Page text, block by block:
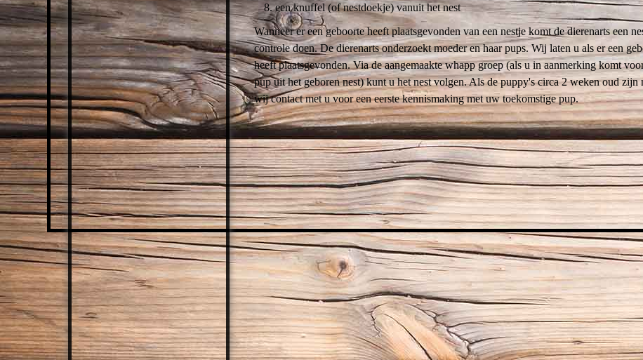
een knuffel (of nestdoekje) vanuit het nest
Wanneer er een geboorte heeft plaatsgevonden van een nestje komt de dierenarts een
controle doen. De dierenarts onderzoekt moeder en haar pups. Wij laten u als er een
heeft plaatsgevonden. Via de aangemaakte whapp groep (als u in aanmerking komt
pup uit het geboren nest) kunt u het nest volgen. Als de puppy's circa 2 weken oud zijn
wij contact met u voor een eerste kennismaking met uw toekomstige pup.